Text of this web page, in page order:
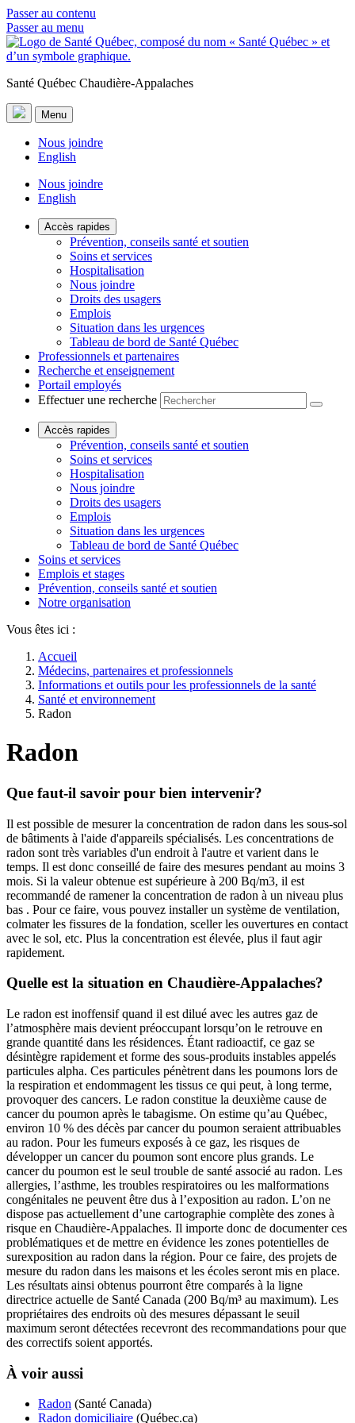
Passer au contenu
Passer au menu
Santé Québec Chaudière-Appalaches
Menu
Nous joindre
English
Nous joindre
English
Accès rapides
Prévention, conseils santé et soutien
Soins et services
Hospitalisation
Nous joindre
Droits des usagers
Emplois
Situation dans les urgences
Tableau de bord de Santé Québec
Professionnels et partenaires
Recherche et enseignement
Portail employés
Effectuer une recherche
Accès rapides
Prévention, conseils santé et soutien
Soins et services
Hospitalisation
Nous joindre
Droits des usagers
Emplois
Situation dans les urgences
Tableau de bord de Santé Québec
Soins et services
Emplois et stages
Prévention, conseils santé et soutien
Notre organisation
Vous êtes ici :
Accueil
Médecins, partenaires et professionnels
Informations et outils pour les professionnels de la santé
Santé et environnement
Radon
Radon
Que faut-il savoir pour bien intervenir?
Il est possible de mesurer la concentration de radon dans les sous-sol
de bâtiments à l'aide d'appareils spécialisés. Les concentrations de
radon sont très variables d'un endroit à l'autre et varient dans le
temps. Il est donc conseillé de faire des mesures pendant au moins 3
mois. Si la valeur obtenue est supérieure à 200 Bq/m3, il est
recommandé de ramener la concentration de radon à un niveau plus
bas . Pour ce faire, vous pouvez installer un système de ventilation,
colmater les fissures de la fondation, sceller les ouvertures en contact
avec le sol, etc. Plus la concentration est élevée, plus il faut agir
rapidement.
Quelle est la situation en Chaudière-Appalaches?
Le radon est inoffensif quand il est dilué avec les autres gaz de
l’atmosphère mais devient préoccupant lorsqu’on le retrouve en
grande quantité dans les résidences. Étant radioactif, ce gaz se
désintègre rapidement et forme des sous-produits instables appelés
particules alpha. Ces particules pénètrent dans les poumons lors de
la respiration et endommagent les tissus ce qui peut, à long terme,
provoquer des cancers. Le radon constitue la deuxième cause de
cancer du poumon après le tabagisme. On estime qu’au Québec,
environ 10 % des décès par cancer du poumon seraient attribuables
au radon. Pour les fumeurs exposés à ce gaz, les risques de
développer un cancer du poumon sont encore plus grands. Le
cancer du poumon est le seul trouble de santé associé au radon. Les
allergies, l’asthme, les troubles respiratoires ou les malformations
congénitales ne peuvent être dus à l’exposition au radon. L’on ne
dispose pas actuellement d’une cartographie complète des zones à
risque en Chaudière-Appalaches. Il importe donc de documenter ces
problématiques et de mettre en évidence les zones potentielles de
surexposition au radon dans la région. Pour ce faire, des projets de
mesure du radon dans les maisons et les écoles seront mis en place.
Les résultats ainsi obtenus pourront être comparés à la ligne
directrice actuelle de Santé Canada (200 Bq/m³ au maximum). Les
propriétaires des endroits où des mesures dépassant le seuil
maximum seront détectées recevront des recommandations pour que
des correctifs soient apportés.
À voir aussi
Radon (Santé Canada)
Radon domiciliaire (Québec.ca)